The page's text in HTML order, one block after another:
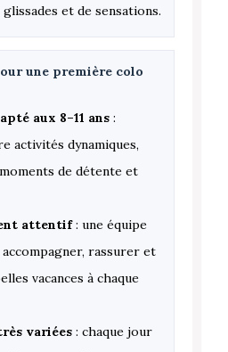
et de sensations.
une première colo
aux 8–11 ans :
activités dynamiques,
de détente et
attentif: une équipe
rassurer et
vacances à chaque
variées : chaque jour